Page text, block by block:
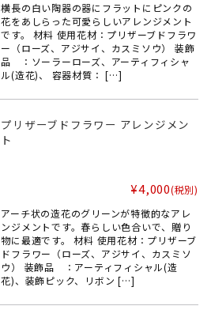
横長の白い陶器の器にフラットにピンクの
花をあしらった可愛らしいアレンジメント
です。 材料 使用花材：プリザーブドフラワ
ー（ローズ、アジサイ、カスミソウ） 装飾
品 ：ソーラーローズ、アーティフィシャ
ル(造花)、 容器材質： […]
プリザーブドフラワー アレンジメン
ト
¥4,000(税別)
アーチ状の造花のグリーンが特徴的なアレ
ンジメントです。春らしい色合いで、贈り
物に最適です。 材料 使用花材：プリザーブ
ドフラワー（ローズ、アジサイ、カスミソ
ウ） 装飾品 ：アーティフィシャル(造
花)、装飾ピック、リボン […]